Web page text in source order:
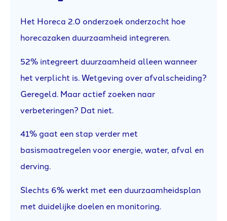
Het Horeca 2.0 onderzoek onderzocht hoe
horecazaken duurzaamheid integreren.
52% integreert duurzaamheid alleen wanneer
het verplicht is. Wetgeving over afvalscheiding?
Geregeld. Maar actief zoeken naar
verbeteringen? Dat niet.
41% gaat een stap verder met
basismaatregelen voor energie, water, afval en
derving.
Slechts 6% werkt met een duurzaamheidsplan
met duidelijke doelen en monitoring.